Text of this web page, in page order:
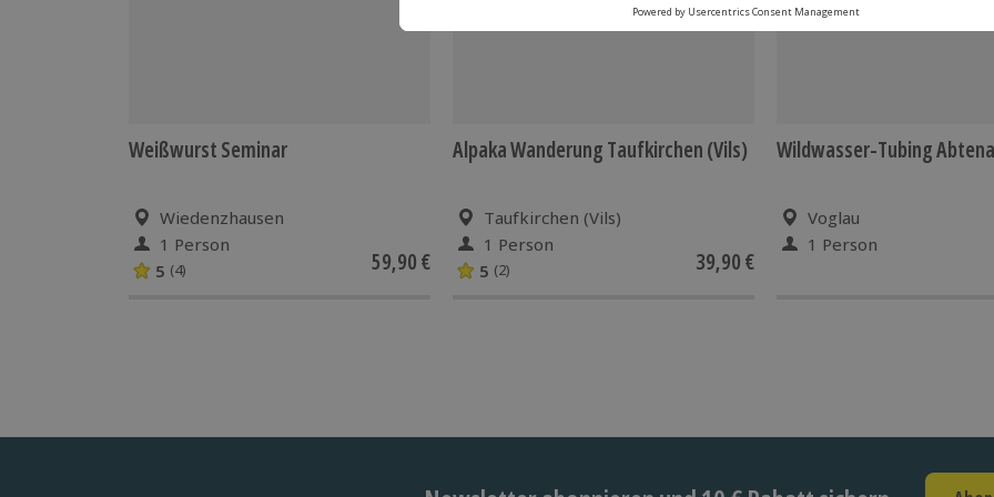
Weißwurst Seminar
Wiedenzhausen
1 Person
5 (4) 59,90 €
Alpaka Wanderung Taufkirchen (Vils)
Taufkirchen (Vils)
1 Person
5 (2) 39,90 €
Wildwasser-Tubing
Voglau
1 Person